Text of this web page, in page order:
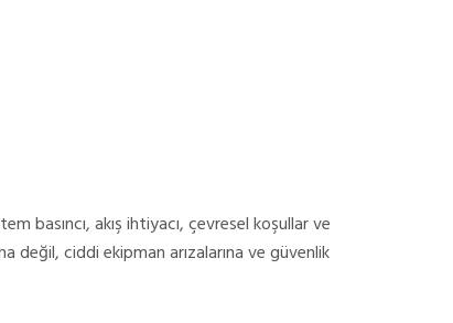
basıncı, akış ihtiyacı, çevresel koşullar ve
değil, ciddi ekipman arızalarına ve güvenlik